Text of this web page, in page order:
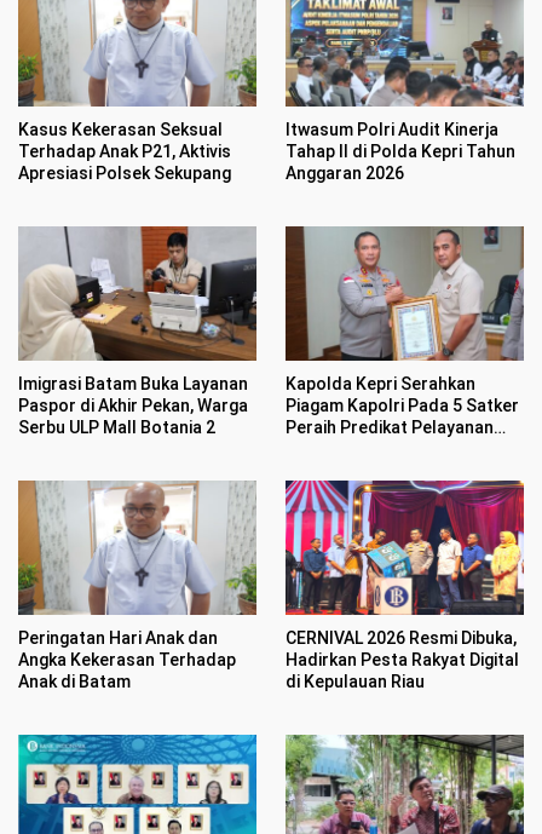
Kasus Kekerasan Seksual
Terhadap Anak P21, Aktivis
Apresiasi Polsek Sekupang
Itwasum Polri Audit Kinerja
Tahap II di Polda Kepri Tahun
Anggaran 2026
Imigrasi Batam Buka Layanan
Paspor di Akhir Pekan, Warga
Serbu ULP Mall Botania 2
Kapolda Kepri Serahkan
Piagam Kapolri Pada 5 Satker
Peraih Predikat Pelayanan
Peringatan Hari Anak dan
Angka Kekerasan Terhadap
Anak di Batam
CERNIVAL 2026 Resmi Dibuka,
Hadirkan Pesta Rakyat Digital
di Kepulauan Riau